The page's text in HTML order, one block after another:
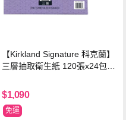
【Kirkland Signature 科克蘭】
三層抽取衛生紙 120張x24包x2
$1,090
免運